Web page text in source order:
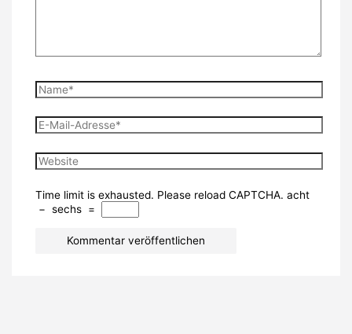
Name*
E-
Mail-
Website
Time limit is exhausted. Please reload CAPTCHA. acht
− sechs =